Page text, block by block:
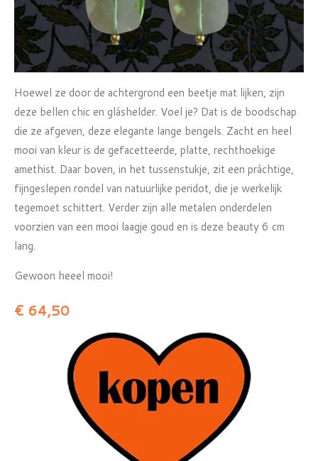
Hoewel ze door de achtergrond een beetje mat lijken, zijn
deze bellen chic en gláshelder. Voel je? Dat is de boodschap
die ze afgeven, deze elegante lange bengels. Zacht en heel
mooi van kleur is de gefacetteerde, platte, rechthoekige
amethist. Daar boven, in het tussenstukje, zit een práchtige,
fijngeslepen rondel van natuurlijke peridot, die je werkelijk
tegemoet schittert. Verder zijn alle metalen onderdelen
voorzien van een mooi laagje goud en is deze beauty 6 cm
lang.
Gewoon heeel mooi!
€ 64,50